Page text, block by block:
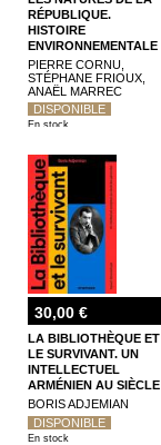
RÉPUBLIQUE.
HISTOIRE
ENVIRONNEMENTALE
DE LA FRANCE, 1870-
1940 (VOL. 2)
PIERRE CORNU,
STÉPHANE FRIOUX,
ANAËL MARREC
DISPONIBLE
En stock
30,00 €
LA BIBLIOTHÈQUE ET
LE SURVIVANT. UN
INTELLECTUEL
ARMÉNIEN AU SIÈCLE
DES GÉNOCIDES
BORIS ADJEMIAN
DISPONIBLE
En stock